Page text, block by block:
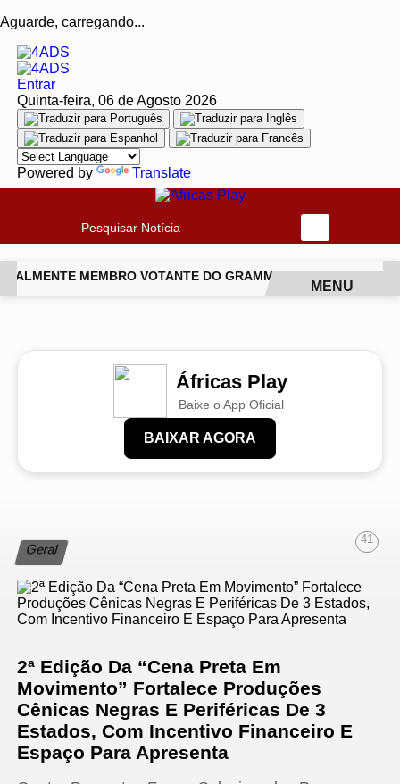
Aguarde, carregando...
Entrar
Quinta-feira, 06 de Agosto 2026
Powered by Translate
Pesquisar Notícia
MEMBRO VOTANTE DO GRAMMY PROJETO
MENU
Áfricas Play
Baixe o App Oficial
BAIXAR AGORA
Geral
41
2ª Edição Da “Cena Preta Em
Movimento” Fortalece Produções
Cênicas Negras E Periféricas De 3
Estados, Com Incentivo Financeiro E
Espaço Para Apresenta